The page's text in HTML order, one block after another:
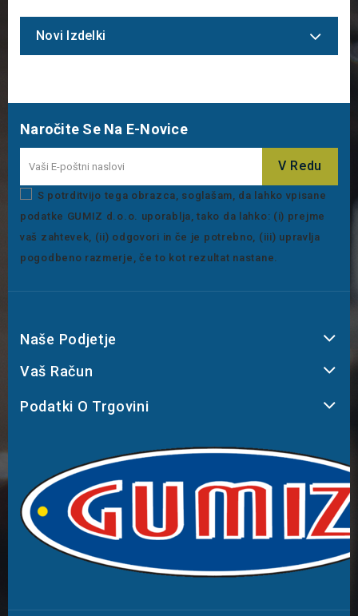
Novi Izdelki
Naročite Se Na E-Novice
S potrditvijo tega obrazca, soglašam, da lahko vpisane
podatke GUMIZ d.o.o. uporablja, tako da lahko: (i) prejme
vaš zahtevek, (ii) odgovori in če je potrebno, (iii) upravlja
pogodbeno razmerje, če to kot rezultat nastane.
Naše Podjetje
Vaš Račun
Podatki O Trgovini